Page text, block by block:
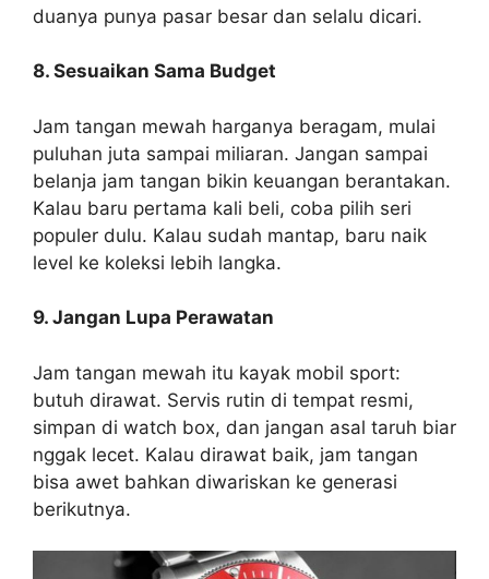
duanya punya pasar besar dan selalu dicari.
8. Sesuaikan Sama Budget
Jam tangan mewah harganya beragam, mulai
puluhan juta sampai miliaran. Jangan sampai
belanja jam tangan bikin keuangan berantakan.
Kalau baru pertama kali beli, coba pilih seri
populer dulu. Kalau sudah mantap, baru naik
level ke koleksi lebih langka.
9. Jangan Lupa Perawatan
Jam tangan mewah itu kayak mobil sport:
butuh dirawat. Servis rutin di tempat resmi,
simpan di watch box, dan jangan asal taruh biar
nggak lecet. Kalau dirawat baik, jam tangan
bisa awet bahkan diwariskan ke generasi
berikutnya.